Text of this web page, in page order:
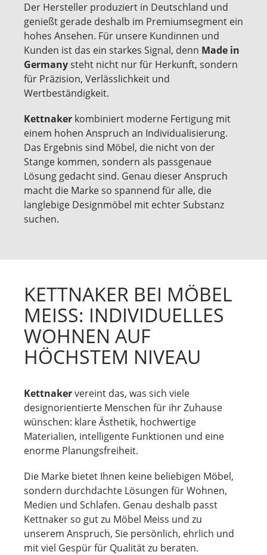
Der Hersteller produziert in Deutschland und
genießt gerade deshalb im Premiumsegment ein
hohes Ansehen. Für unsere Kundinnen und
Kunden ist das ein starkes Signal, denn Made in
Germanysteht nicht nur für Herkunft, sondern
für Präzision, Verlässlichkeit und
Wertbeständigkeit.
Kettnaker kombiniert moderne Fertigung mit
einem hohen Anspruch an Individualisierung.
Das Ergebnis sind Möbel, die nicht von der
Stange kommen, sondern als passgenaue
Lösung gedacht sind. Genau dieser Anspruch
macht die Marke so spannend für alle, die
langlebige Designmöbel mit echter Substanz
suchen.
KETTNAKER BEI MÖBEL
MEISS: INDIVIDUELLES
WOHNEN AUF
HÖCHSTEM NIVEAU
Kettnakervereint das, was sich viele
designorientierte Menschen für ihr Zuhause
wünschen: klare Ästhetik, hochwertige
Materialien, intelligente Funktionen und eine
enorme Planungsfreiheit.
Die Marke bietet Ihnen keine beliebigen Möbel,
sondern durchdachte Lösungen für Wohnen,
Medien und Schlafen. Genau deshalb passt
Kettnaker so gut zu Möbel Meiss und zu
unserem Anspruch, Sie persönlich, ehrlich und
mit viel Gespür für Qualität zu beraten.